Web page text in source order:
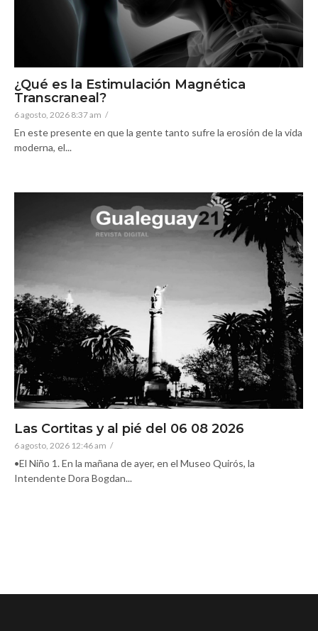
¿Qué es la Estimulación Magnética
Transcraneal?
6 agosto, 2026 8:37 am /
En este presente en que la gente tanto sufre la erosión de la vida
moderna, el...
Las Cortitas y al pié del 06 08 2026
6 agosto, 2026 12:46 am /
•El Niño 1. En la mañana de ayer, en el Museo Quirós, la
Intendente Dora Bogdan...